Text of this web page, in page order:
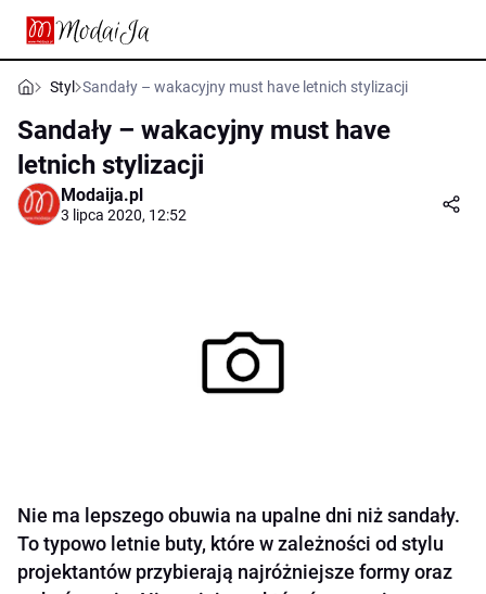
Styl Sandały – wakacyjny must have letnich stylizacji
Sandały – wakacyjny must have
letnich stylizacji
Modaija.pl
3 lipca 2020, 12:52
Nie ma lepszego obuwia na upalne dni niż sandały.
To typowo letnie buty, które w zależności od stylu
projektantów przybierają najróżniejsze formy oraz